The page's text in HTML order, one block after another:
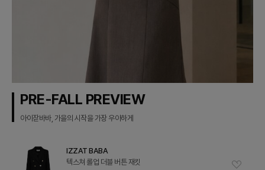
PRE-FALL PREVIEW
아이잗바바, 가을의 시작을 가장 우아하게
IZZAT BABA
텍스쳐 롤업 더블 버튼 재킷